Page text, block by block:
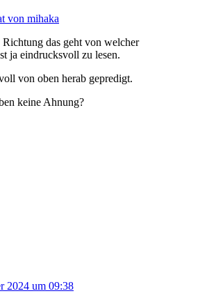
von mihaka
das geht von welcher
ja eindrucksvoll zu lesen.
von oben herab gepredigt.
keine Ahnung?
2024 um 09:38